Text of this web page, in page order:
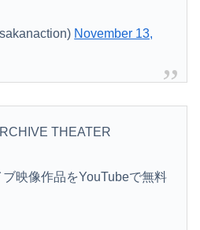
November 13,
THEATER
映像作品をYouTubeで無料